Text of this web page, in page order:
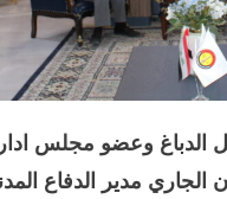
الدباغ وعضو مجلس
اليوم الأربعاء الموافق ١٠ /حزيران الجاري